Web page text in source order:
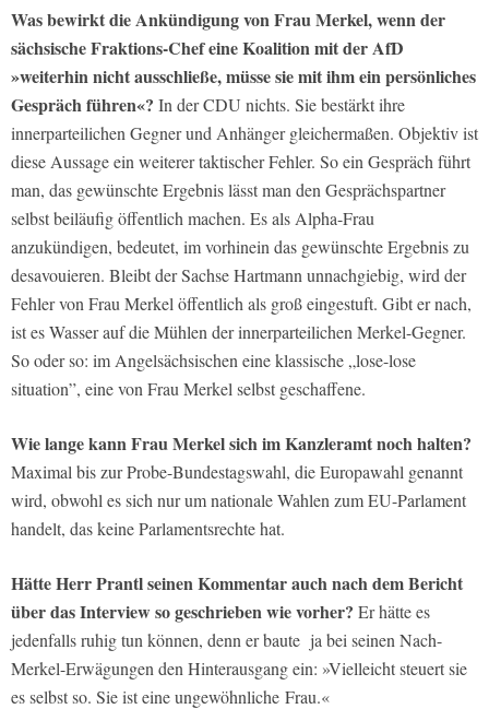
Was bewirkt die Ankündigung von Frau Merkel, wenn der
sächsische Fraktions-Chef eine Koalition mit der AfD
»weiterhin nicht ausschließe, müsse sie mit ihm ein persönliches
Gespräch führen«? In der CDU nichts. Sie bestärkt ihre
innerparteilichen Gegner und Anhänger gleichermaßen. Objektiv ist
diese Aussage ein weiterer taktischer Fehler. So ein Gespräch führt
man, das gewünschte Ergebnis lässt man den Gesprächspartner
selbst beiläufig öffentlich machen. Es als Alpha-Frau
anzukündigen, bedeutet, im vorhinein das gewünschte Ergebnis zu
desavouieren. Bleibt der Sachse Hartmann unnachgiebig, wird der
Fehler von Frau Merkel öffentlich als groß eingestuft. Gibt er nach,
ist es Wasser auf die Mühlen der innerparteilichen Merkel-Gegner.
So oder so: im Angelsächsischen eine klassische „lose-lose
situation”, eine von Frau Merkel selbst geschaffene.
Wie lange kann Frau Merkel sich im Kanzleramt noch halten?
Maximal bis zur Probe-Bundestagswahl, die Europawahl genannt
wird, obwohl es sich nur um nationale Wahlen zum EU-Parlament
handelt, das keine Parlamentsrechte hat.
Hätte Herr Prantl seinen Kommentar auch nach dem Bericht
über das Interview so geschrieben wie vorher? Er hätte es
jedenfalls ruhig tun können, denn er baute ja bei seinen Nach-
Merkel-Erwägungen den Hinterausgang ein: »Vielleicht steuert sie
es selbst so. Sie ist eine ungewöhnliche Frau.«